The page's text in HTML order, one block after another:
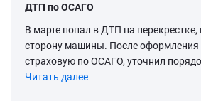
ДТП по ОСАГО
В марте попал в ДТП на
сторону машины. После оформления
страховую по ОСАГО, уточнил
Читать далее